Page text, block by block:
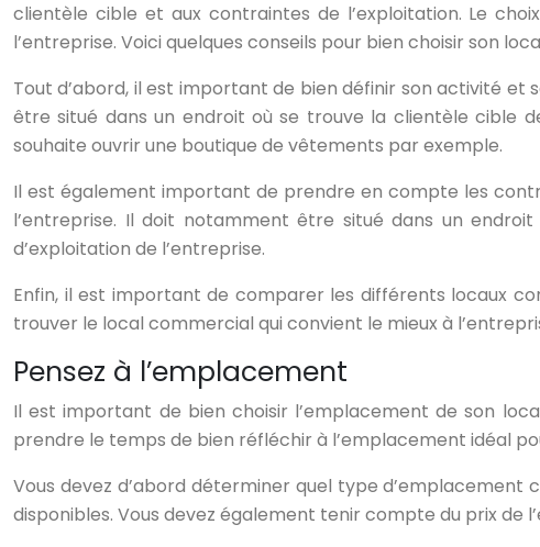
clientèle cible et aux contraintes de l’exploitation. Le
l’entreprise. Voici quelques conseils pour bien choisir son
Tout d’abord, il est important de bien définir son activité
être situé dans un endroit où se trouve la clientèle cible
souhaite ouvrir une boutique de vêtements par exemple.
Il est également important de prendre en compte les
l’entreprise. Il doit notamment être situé dans un
d’exploitation de l’entreprise.
Enfin, il est important de comparer les différents locaux
trouver le local commercial qui convient le mieux à
Pensez à l’emplacement
Il est important de bien choisir l’emplacement de son
prendre le temps de bien réfléchir à l’emplacement idéal
Vous devez d’abord déterminer quel type d’emplacement
disponibles. Vous devez également tenir compte du prix de